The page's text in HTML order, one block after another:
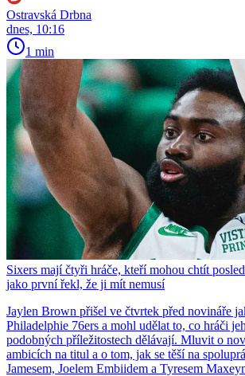
Ostravská Drbna
dnes, 10:16
1 min
Sixers mají čtyři hráče, kteří mohou chtít
jako první řekl, že ji mít nemusí
Jaylen Brown přišel ve čtvrtek před novináře
Philadelphie 76ers a mohl udělat to, co hráči
podobných příležitostech dělávají. Mluvit o
ambicích na titul a o tom, jak se těší na
Jamesem, Joelem Embiidem a Tyresem